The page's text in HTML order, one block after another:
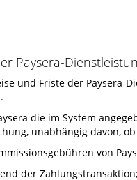
Paysera-
und Friste der Paysera-
die im System
unabhängig davon,
von
der Zahlungstransaktion;